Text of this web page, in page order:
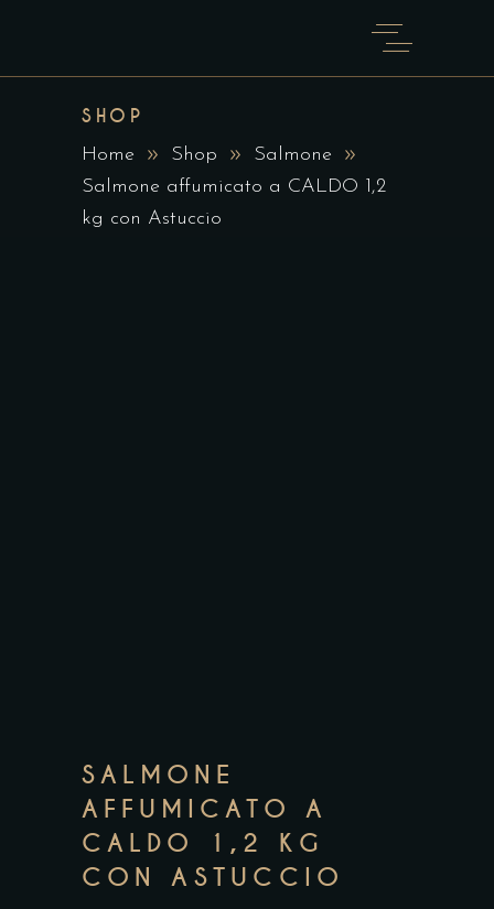
SHOP
Home Shop
Salmone
Salmone affumicato a CALDO 1,2
kg con Astuccio
SALMONE
AFFUMICATO A
CALDO 1,2 KG
CON ASTUCCIO